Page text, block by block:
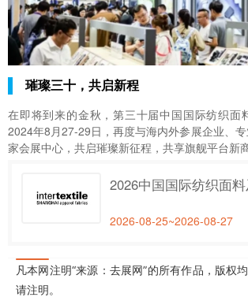
璀璨三十，共启新程
在即将到来的金秋，第三十届中国国际纺织面
2024年8月27-29日，再度与海内外参展企业、
家会展中心， 共启璀璨新征程， 共享旗舰平台新商
2026中国国际纺织面
2026-08-25~2026-08-27
凡本网注明“来源：去展网”的所有作品，版权
请注明。